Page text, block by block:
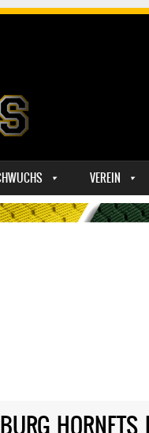
VEREIN
HORNETS